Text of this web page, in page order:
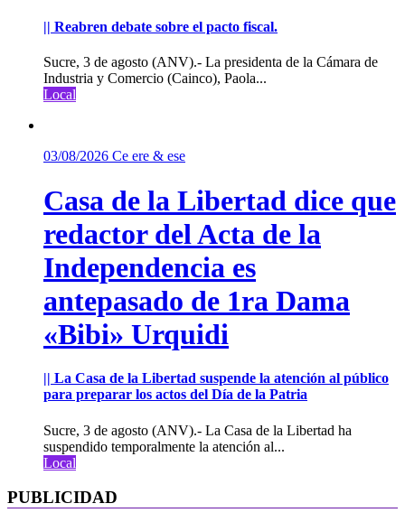
|| Reabren debate sobre el pacto fiscal.
Sucre, 3 de agosto (ANV).- La presidenta de la Cámara de
Industria y Comercio (Cainco), Paola...
Local
03/08/2026 Ce ere & ese
Casa de la Libertad dice que
redactor del Acta de la
Independencia es
antepasado de 1ra Dama
«Bibi» Urquidi
|| La Casa de la Libertad suspende la atención al público
para preparar los actos del Día de la Patria
Sucre, 3 de agosto (ANV).- La Casa de la Libertad ha
suspendido temporalmente la atención al...
Local
PUBLICIDAD